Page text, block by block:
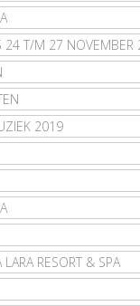
24 T/M 27 NOVEMBER
2019
LARA RESORT & SPA